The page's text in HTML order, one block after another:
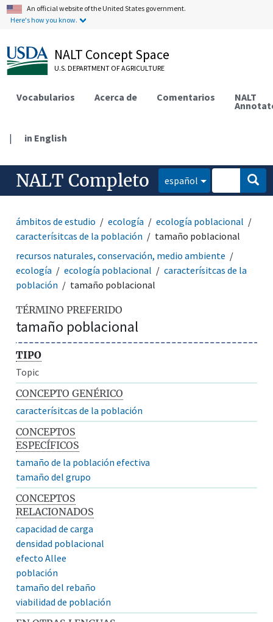
An official website of the United States government.
Here's how you know.
NALT Concept Space
U.S. DEPARTMENT OF AGRICULTURE
Vocabularios Acerca de Comentarios NALT
| in English
NALT Completo español
ámbitos de estudio ecología
ecología poblacional
caracterísitcas de la población
tamaño poblacional
recursos naturales, conservación, medio ambiente
ecología
ecología poblacional
caracterísitcas de la
población
tamaño poblacional
TÉRMINO PREFERIDO
tamaño poblacional
TIPO
Topic
CONCEPTO GENÉRICO
caracterísitcas de la población
CONCEPTOS
ESPECÍFICOS
tamaño de la población efectiva
tamaño del grupo
CONCEPTOS
RELACIONADOS
capacidad de carga
densidad poblacional
efecto Allee
población
tamaño del rebaño
viabilidad de población